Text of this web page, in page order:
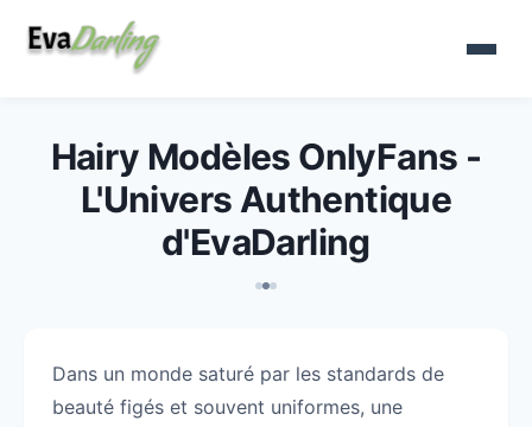
Hairy Modèles OnlyFans -
L'Univers Authentique
d'EvaDarling
Dans un monde saturé par les standards de
beauté figés et souvent uniformes, une